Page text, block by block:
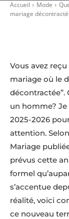
Accueil Mode
mariage décontracté
Vous avez
mariage où le
un homme?
2025-2026
attention.
Mariage
prévus cette
formel
s’accentue
réalité, voici
ce nouveau